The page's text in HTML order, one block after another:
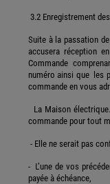
3.2 Enregistrement
Suite à la passation
accusera réception
Commande
numéro ainsi que les
commande en vous
La Maison
commande pour tout
- Elle ne serait pas
- L’une de vos
payée à échéance,